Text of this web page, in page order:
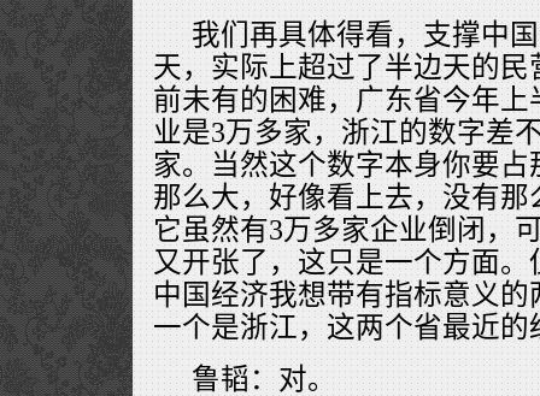
我们再具体得看，支撑中
天，实际上超过了半边天的
前未有的困难，广东省今年
业是3万多家，浙江的数字差
家。当然这个数字本身你要
那么大，好像看上去，没有
它虽然有3万多家企业倒闭，
又开张了，这只是一个方面
中国经济我想带有指标意义
一个是浙江，这两个省最近
鲁韬：对。